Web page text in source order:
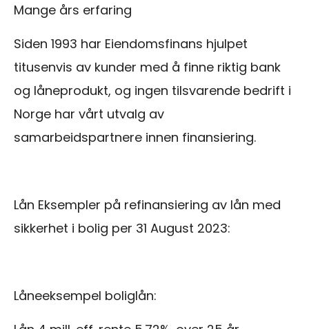
Mange års erfaring
Siden 1993 har Eiendomsfinans hjulpet
titusenvis av kunder med å finne riktig bank
og låneprodukt, og ingen tilsvarende bedrift i
Norge har vårt utvalg av
samarbeidspartnere innen finansiering.
Lån Eksempler på refinansiering av lån med
sikkerhet i bolig per 31 August 2023:
Låneeksempel boliglån: